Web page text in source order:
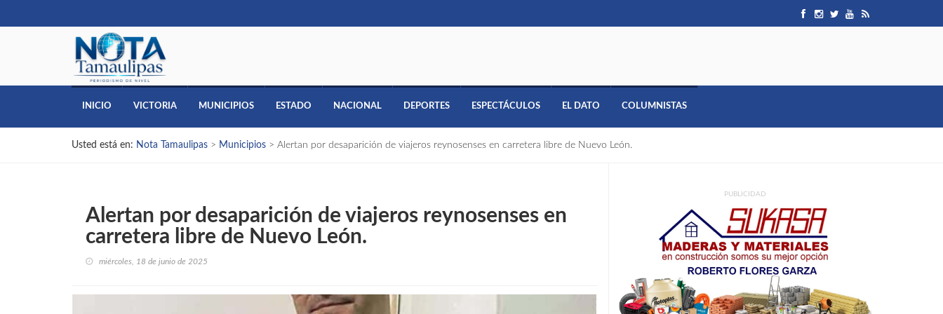
INICIO VICTORIA MUNICIPIOS ESTADO NACIONAL DEPORTES ESPECTÁCULOS EL DATO COLUMNISTAS
Usted está en: Nota Tamaulipas > Municipios > Alertan por desaparición de viajeros reynosenses en carretera libre de Nuevo León.
Alertan por desaparición de viajeros reynosenses en
carretera libre de Nuevo León.
miércoles, 18 de junio de 2025
PUBLICIDAD